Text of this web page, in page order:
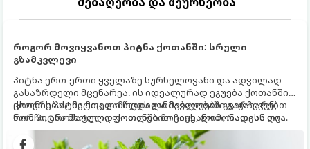
როგორ მოვიყვანოთ პიტნა ქოთანში: სრული
გზამკვლევი
პიტნა ერთ-ერთი ყველაზე სურნელოვანი და ადვილად
გასაზრდელი მცენარეა. ის იდეალურად ეგუება ქოთანში
ცხოვრებას, მეტიც, გამოცდილი მებაღეები გვირჩევენ,
რომ პიტნა მხოლოდ ქოთანში მოვიყვანოთ, რადგან ღია
გრუნტში (ბაღში) დარგვისას ის ფესვებით ძალიან
სწრაფად ვრცელდება და სხვა მცენარეებს ავიწროებს.
ქოთნის პიტნა მთელი წლის განმავლობაში გაგახარებთ
ნორჩი, არომატული ფოთლებით ჩაის, ლიმონათისა თუ
კერძებისთვის.